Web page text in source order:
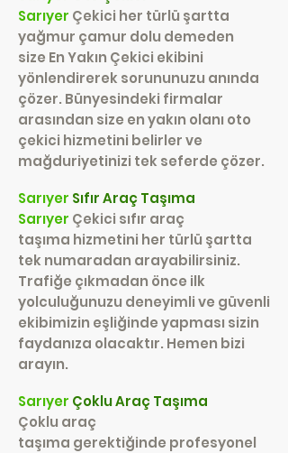
Sarıyer Çekici her türlü şartta
yağmur çamur dolu demeden
size En Yakın Çekici ekibini
yönlendirerek sorununuzu anında
çözer. Bünyesindeki firmalar
arasından size en yakın olanı oto
çekici hizmetini belirler ve
mağduriyetinizi tek seferde çözer.
Sarıyer Sıfır Araç Taşıma
Sarıyer Çekici sıfır araç
taşıma hizmetini her türlü şartta
tek numaradan arayabilirsiniz.
Trafiğe çıkmadan önce ilk
yolculuğunuzu deneyimli ve güvenli
ekibimizin eşliğinde yapması sizin
faydanıza olacaktır. Hemen bizi
arayın.
Sarıyer Çoklu Araç Taşıma
Çoklu araç
taşıma gerektiğinde profesyonel